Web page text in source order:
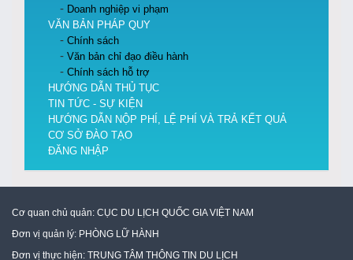
Doanh nghiệp vi phạm
VĂN BẢN PHÁP QUY
Chính sách
Văn bản chỉ đạo điều hành
Chính sách hỗ trợ
HƯỚNG DẪN THỦ TỤC
TIN TỨC - SỰ KIỆN
HƯỚNG DẪN NỘP PHÍ, LỆ PHÍ VÀ TRẢ KẾT QUẢ
CƠ SỞ ĐÀO TẠO
ĐĂNG NHẬP
Cơ quan chủ quản: CỤC DU LỊCH QUỐC GIA VIỆT NAM
Đơn vị quản lý: PHÒNG LỮ HÀNH
Đơn vị thực hiện: TRUNG TÂM THÔNG TIN DU LỊCH